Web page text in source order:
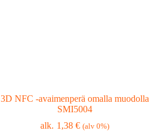
3D NFC -avaimenperä omalla muodolla
SMI5004
1,38 € (alv 0%)